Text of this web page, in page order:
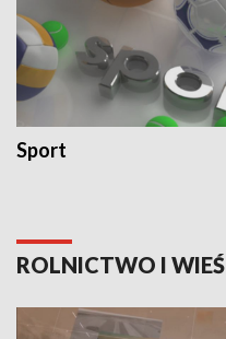
Sport
ROLNICTWO I WIEŚ